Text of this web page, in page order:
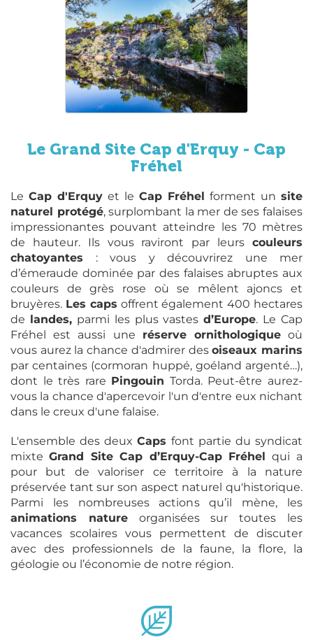
Le Grand Site Cap d'Erquy - Cap
Fréhel
Le Cap d'Erquyet le Cap Fréhelforment unsite
naturel protégé, surplombant la mer de ses falaises
impressionantes pouvant atteindre les 70 mètres
de hauteur. Ils vous raviront par leurs couleurs
chatoyantes : vous y découvrirez une mer
d’émeraude dominée par des falaises abruptes aux
couleurs de grès rose où se mêlent ajoncs et
bruyères. Les caps offrent également 400 hectares
de landes,parmi les plus vastesd’Europe. Le Cap
Fréhel est aussi une réserve ornithologiqueoù
vous aurez la chance d'admirer desoiseaux marins
par centaines (cormoran huppé, goéland argenté…),
dont le très rare Pingouin Torda. Peut-être aurez-
vous la chance d'apercevoir l'un d'entre eux nichant
dans le creux d'une falaise.
L'ensemble des deuxCaps font partie du syndicat
mixteGrand Site Cap d’Erquy-Cap Fréhel qui a
pour but de valoriser ce territoire à la nature
préservée tant sur son aspect naturel qu'historique.
Parmi les nombreuses actions qu’il mène, les
animations natureorganisées sur toutes les
vacances scolaires vous permettent de discuter
avec des professionnels de la faune, la flore, la
géologie ou l’économie de notre région.